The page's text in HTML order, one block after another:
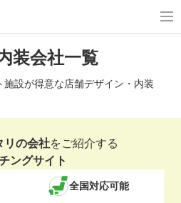
装会社一覧
設が得意な店舗デザイン・内装
リの会社をご紹介する
ングサイト
全国対応可能